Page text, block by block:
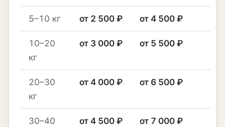
5–10 кг от 2 500 ₽ от 4 500 ₽
10–20
кг
от 3 000 ₽ от 5 500 ₽
20–30
кг
от 4 000 ₽ от 6 500 ₽
30–40
от 4 500 ₽ от 7 000 ₽